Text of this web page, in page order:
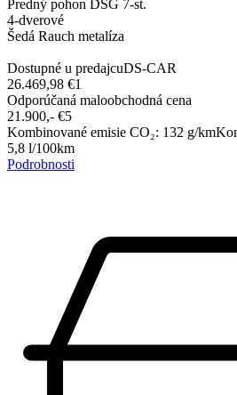
Predný pohon DSG 7-st.
4-dverové
Šedá Rauch metalíza
Dostupné u predajcuDS-CAR
26.469,98 €1
Odporúčaná maloobchodná cena
21.900,-‍ €5
Kombinované emisie CO₂: 132 g/km
5,8 l/100km
Podrobnosti